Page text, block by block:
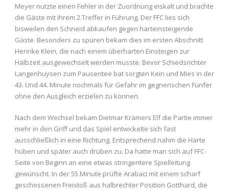
Meyer nutzte einen Fehler in der Zuordnung eiskalt und brachte
die Gäste mit ihrem 2.Treffer in Führung. Der FFC lies sich
bisweilen den Schneid abkaufen gegen harteinsteigende
Gäste. Besonders zu spüren bekam dies im ersten Abschnitt
Henrike Klein, die nach einem überharten Einsteigen zur
Halbzeit ausgewechselt werden musste. Bevor Schiedsrichter
Langenhuysen zum Pausentee bat sorgten Kein und Mies in der
43. Und 44. Minute nochmals für Gefahr im gegnerischen Fünfer
ohne den Ausgleich erzielen zu können.
Nach dem Wechsel bekam Dietmar Krämers Elf die Partie immer
mehr in den Griff und das Spiel entwickelte sich fast
ausschließlich in eine Richtung. Entsprechend nahm die Härte
hüben und später auch drüben zu. Da hätte man sich auf FFC-
Seite von Beginn an eine etwas stringentere Spielleitung
gewünscht. In der 55.Minute prüfte Arabaci mit einem scharf
geschossenen Freistoß aus halbrechter Position Gotthard, die